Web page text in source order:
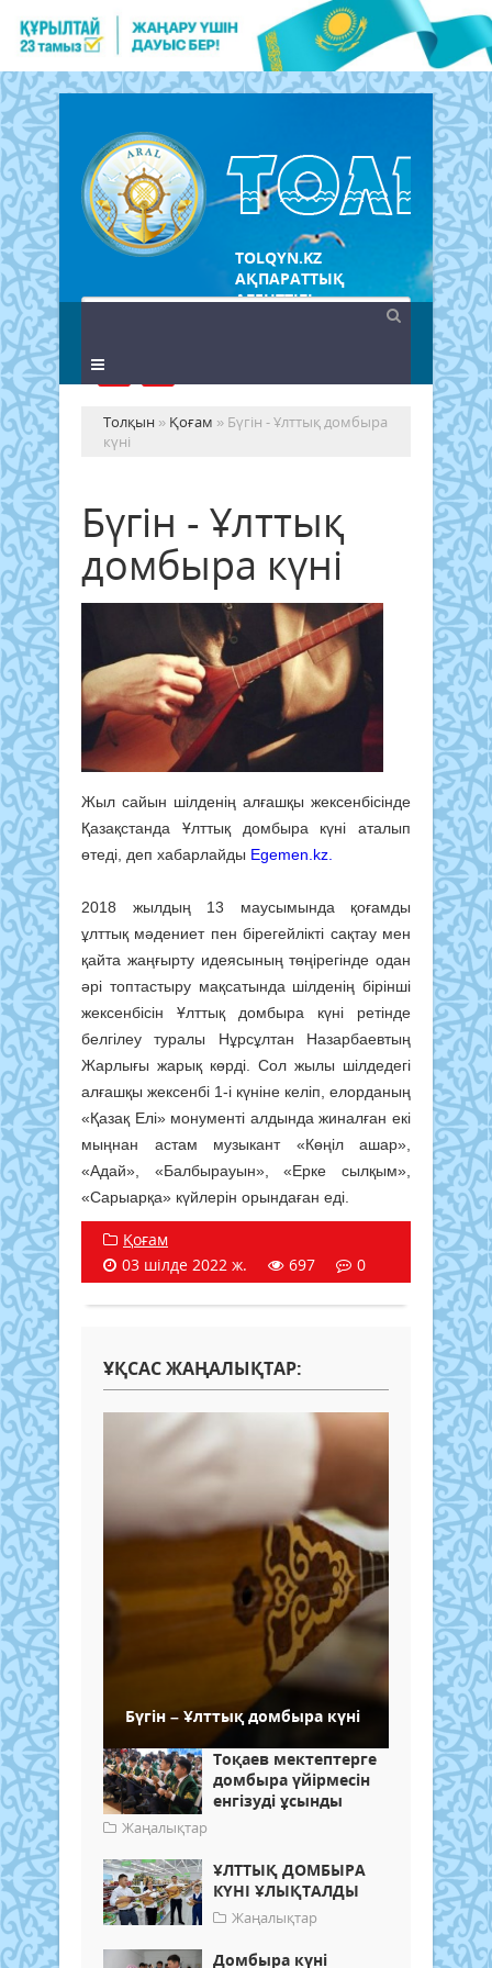
TOLQYN.KZ
АҚПАРАТТЫҚ
АГЕНТТІГІ
Толқын » Қоғам » Бүгін - Ұлттық домбыра
күні
Бүгін - Ұлттық
домбыра күні
Жыл сайын шілденің алғашқы жексенбісінде
Қазақстанда Ұлттық домбыра күні аталып
өтеді, деп хабарлайды Egemen.kz.
2018 жылдың 13 маусымында қоғамды
ұлттық мәдениет пен бірегейлікті сақтау мен
қайта жаңғырту идеясының төңірегінде одан
әрі топтастыру мақсатында шілденің бірінші
жексенбісін Ұлттық домбыра күні ретінде
белгілеу туралы Нұрсұлтан Назарбаевтың
Жарлығы жарық көрді. Сол жылы шілдедегі
алғашқы жексенбі 1-і күніне келіп, елорданың
«Қазақ Елі» монументі алдында жиналған екі
мыңнан астам музыкант «Көңіл ашар»,
«Адай», «Балбырауын», «Ерке сылқым»,
«Сарыарқа» күйлерін орындаған еді.
Қоғам
03 шілде 2022 ж.
697 0
ҰҚСАС ЖАҢАЛЫҚТАР:
Бүгін – Ұлттық домбыра күні
Тоқаев мектептерге
домбыра үйірмесін
енгізуді ұсынды
Жаңалықтар
ҰЛТТЫҚ ДОМБЫРА
КҮНІ ҰЛЫҚТАЛДЫ
Жаңалықтар
Домбыра күні